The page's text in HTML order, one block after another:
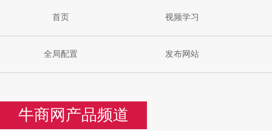
首页 视频学习
全局配置 发布网站
牛商网产品频道